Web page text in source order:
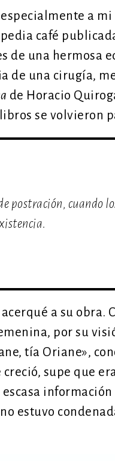
a
café
de una hermosa
de una cirugía,
de Horacio
se volvieron
postración, cuando
a su obra.
por su
tía Oriane»,
supe que
estuvo